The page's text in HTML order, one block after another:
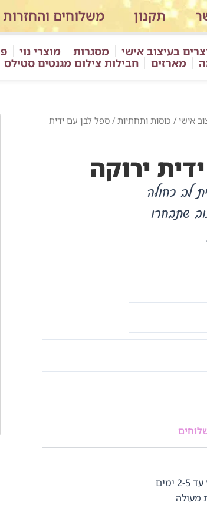
תקנון משלוחים והחזרות
בעיצוב אישי מסגרות מוצרי נוי
מארזים חבילות צילום מגנטים סטילס
אישי / כוסות ותחתיות / ספל לבן עם ידית
ירוקה
לב כחולה
שתבחרו
מעולה